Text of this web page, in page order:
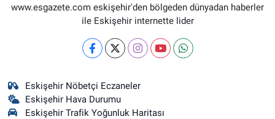
www.esgazete.com eskişehir'den bölgeden dünyadan haberler
ile Eskişehir internette lider
Eskişehir Nöbetçi Eczaneler
Eskişehir Hava Durumu
Eskişehir Trafik Yoğunluk Haritası